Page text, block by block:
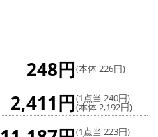
248円(本体 226円)
2,411円(1点当 240円)
(本体 2,192円)
(1点当 223円)